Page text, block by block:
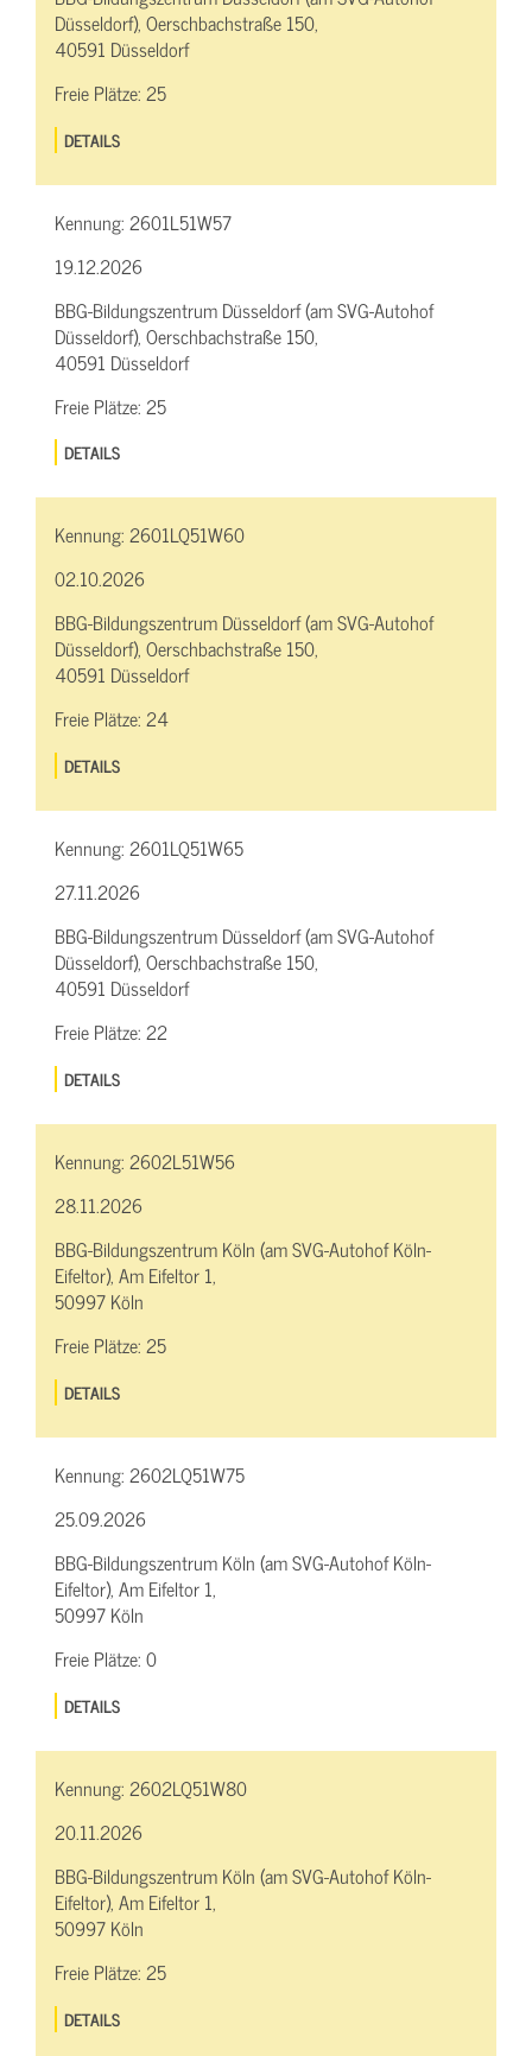
Düsseldorf), Oerschbachstraße 150,
40591 Düsseldorf
Freie Plätze:25
DETAILS
Kennung:2601L51W57
19.12.2026
BBG-Bildungszentrum Düsseldorf (am SVG-Autohof
Düsseldorf), Oerschbachstraße 150,
40591 Düsseldorf
Freie Plätze:25
DETAILS
Kennung:2601LQ51W60
02.10.2026
BBG-Bildungszentrum Düsseldorf (am SVG-Autohof
Düsseldorf), Oerschbachstraße 150,
40591 Düsseldorf
Freie Plätze:24
DETAILS
Kennung:2601LQ51W65
27.11.2026
BBG-Bildungszentrum Düsseldorf (am SVG-Autohof
Düsseldorf), Oerschbachstraße 150,
40591 Düsseldorf
Freie Plätze:22
DETAILS
Kennung:2602L51W56
28.11.2026
BBG-Bildungszentrum Köln (am SVG-Autohof Köln-
Eifeltor), Am Eifeltor 1,
50997 Köln
Freie Plätze:25
DETAILS
Kennung:2602LQ51W75
25.09.2026
BBG-Bildungszentrum Köln (am SVG-Autohof Köln-
Eifeltor), Am Eifeltor 1,
50997 Köln
Freie Plätze:0
DETAILS
Kennung:2602LQ51W80
20.11.2026
BBG-Bildungszentrum Köln (am SVG-Autohof Köln-
Eifeltor), Am Eifeltor 1,
50997 Köln
Freie Plätze:25
DETAILS